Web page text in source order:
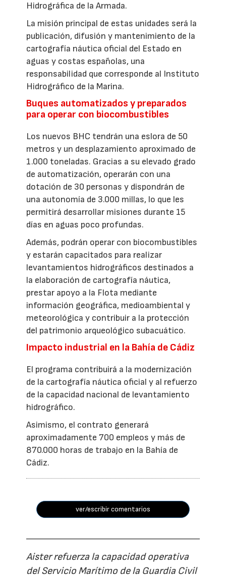
Hidrográfica de la Armada.
La misión principal de estas unidades será la
publicación, difusión y mantenimiento de la
cartografía náutica oficial del Estado en
aguas y costas españolas, una
responsabilidad que corresponde al Instituto
Hidrográfico de la Marina.
Buques automatizados y preparados
para operar con biocombustibles
Los nuevos BHC tendrán una eslora de 50
metros y un desplazamiento aproximado de
1.000 toneladas. Gracias a su elevado grado
de automatización, operarán con una
dotación de 30 personas y dispondrán de
una autonomía de 3.000 millas, lo que les
permitirá desarrollar misiones durante 15
días en aguas poco profundas.
Además, podrán operar con biocombustibles
y estarán capacitados para realizar
levantamientos hidrográficos destinados a
la elaboración de cartografía náutica,
prestar apoyo a la Flota mediante
información geográfica, medioambiental y
meteorológica y contribuir a la protección
del patrimonio arqueológico subacuático.
Impacto industrial en la Bahía de Cádiz
El programa contribuirá a la modernización
de la cartografía náutica oficial y al refuerzo
de la capacidad nacional de levantamiento
hidrográfico.
Asimismo, el contrato generará
aproximadamente 700 empleos y más de
870.000 horas de trabajo en la Bahía de
Cádiz.
ver/escribir comentarios
Aister refuerza la capacidad operativa
del Servicio Marítimo de la Guardia Civil